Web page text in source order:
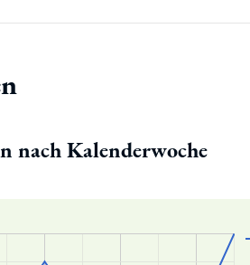
nach Kalenderwoche